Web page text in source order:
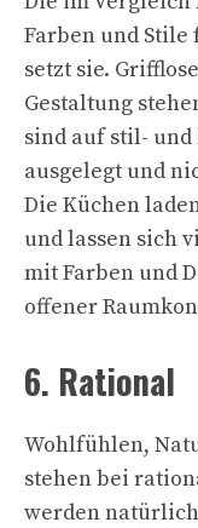
Farben und
setzt sie.
Gestaltung
sind auf stil-
ausgelegt und
Die Küchen
und lassen sich
mit Farben und
offener
6. Rational
Wohlfühlen,
stehen bei
werden